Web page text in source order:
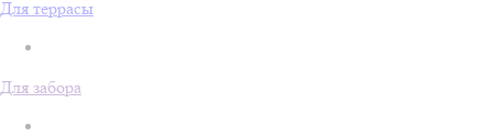
Для террасы
Для забора